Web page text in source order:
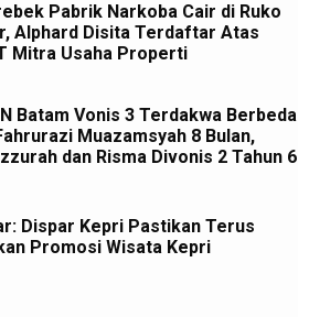
Pabrik Narkoba Cair di Ruko
Alphard Disita Terdaftar Atas
Mitra Usaha Properti
Batam Vonis 3 Terdakwa Berbeda
Muazamsyah 8 Bulan,
dan Risma Divonis 2 Tahun 6
Dispar Kepri Pastikan Terus
Promosi Wisata Kepri